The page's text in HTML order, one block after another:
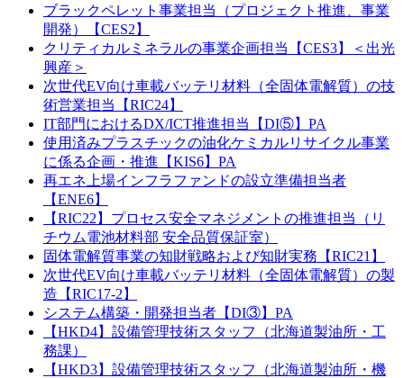
ブラックペレット事業担当（プロジェクト推進、事業
開発）【CES2】
クリティカルミネラルの事業企画担当【CES3】＜出光
興産＞
次世代EV向け車載バッテリ材料（全固体電解質）の技
術営業担当【RIC24】
IT部門におけるDX/ICT推進担当【DI⑤】PA
使用済みプラスチックの油化ケミカルリサイクル事業
に係る企画・推進【KIS6】PA
再エネ上場インフラファンドの設立準備担当者
【ENE6】
【RIC22】プロセス安全マネジメントの推進担当（リ
チウム電池材料部 安全品質保証室）
固体電解質事業の知財戦略および知財実務【RIC21】
次世代EV向け車載バッテリ材料（全固体電解質）の製
造【RIC17-2】
システム構築・開発担当者【DI③】PA
【HKD4】設備管理技術スタッフ（北海道製油所・工
務課）
【HKD3】設備管理技術スタッフ（北海道製油所・機